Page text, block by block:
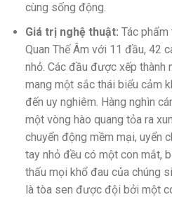
cùng sống động.
Giá trị nghệ thuật: Tác phẩm
Quan Thế Âm với 11 đầu, 42
nhỏ. Các đầu được xếp thành
mang một sắc thái biểu cảm
đến uy nghiêm. Hàng nghìn
một vòng hào quang tỏa ra
chuyển động mềm mại, uyển
tay nhỏ đều có một con mắt,
thấu mọi khổ đau của chúng
là tòa sen được đội bởi một